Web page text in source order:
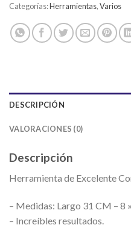
Categorías:Herramientas,Varios
DESCRIPCIÓN
VALORACIONES (0)
Descripción
Herramienta de Excelente
– Medidas: Largo 31 CM – 8 »
– Increíbles resultados.